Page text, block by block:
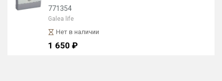
771354
Galea life
Нет в наличии
1 650 ₽